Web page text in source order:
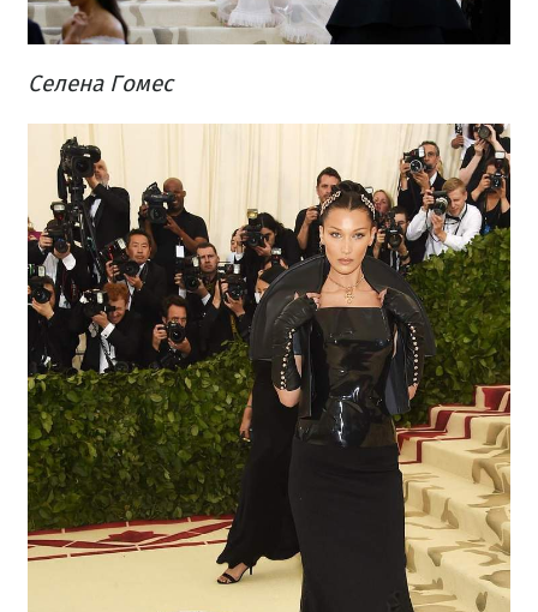
Селена Гомес